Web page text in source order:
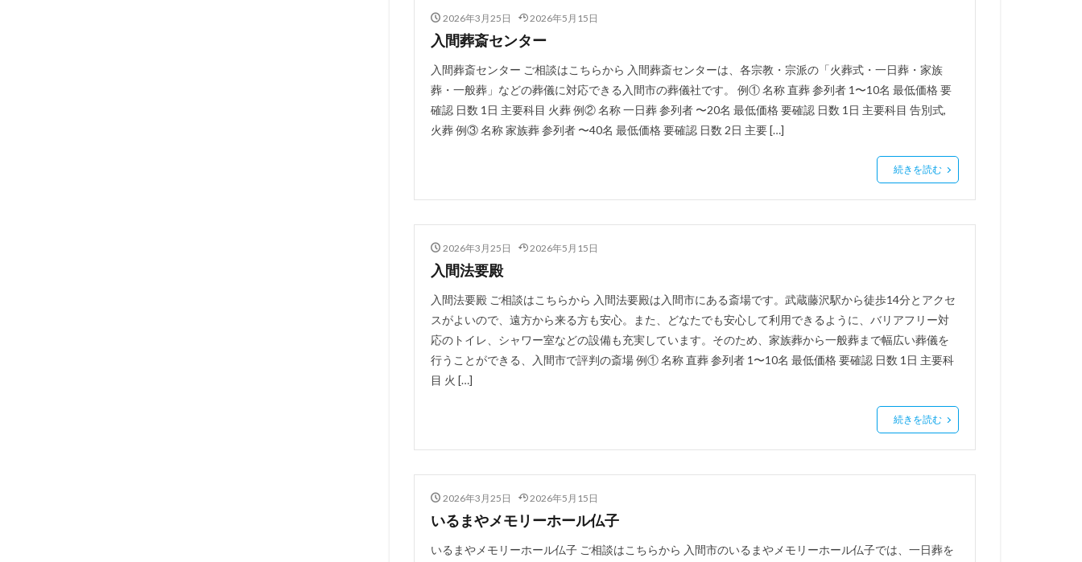
2026年3月25日 2026年5月15日
入間葬斎センター
入間葬斎センター ご相談はこちらから 入間葬斎センターは、各宗教・宗派の「火葬式・一日葬・家族
葬・一般葬」などの葬儀に対応できる入間市の葬儀社です。 例① 名称 直葬 参列者 1〜10名 最低価格 要
確認 日数 1日 主要科目 火葬 例② 名称 一日葬 参列者 〜20名 最低価格 要確認 日数 1日 主要科目 告別式,
火葬 例③ 名称 家族葬 参列者 〜40名 最低価格 要確認 日数 2日 主要 […]
続きを読む
2026年3月25日 2026年5月15日
入間法要殿
入間法要殿 ご相談はこちらから 入間法要殿は入間市にある斎場です。武蔵藤沢駅から徒歩14分とアクセ
スがよいので、遠方から来る方も安心。また、どなたでも安心して利用できるように、バリアフリー対
応のトイレ、シャワー室などの設備も充実しています。そのため、家族葬から一般葬まで幅広い葬儀を
行うことができる、入間市で評判の斎場 例① 名称 直葬 参列者 1〜10名 最低価格 要確認 日数 1日 主要科
目 火 […]
続きを読む
2026年3月25日 2026年5月15日
いるまやメモリーホール仏子
いるまやメモリーホール仏子 ご相談はこちらから 入間市のいるまやメモリーホール仏子では、一日葬を